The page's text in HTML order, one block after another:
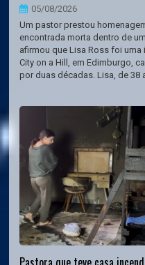
05/08/2026
Um pastor prestou
encontrada morta dentro de
afirmou que Lisa Ross foi uma
City on a Hill, em Edimburgo,
por duas décadas. Lisa, de 38